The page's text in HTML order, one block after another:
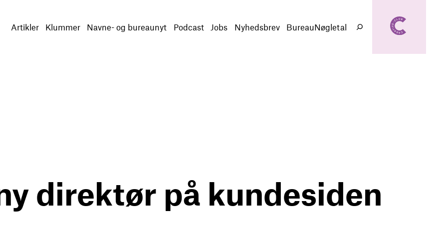
Artikler Klummer Navne- og bureaunyt Podcast Jobs Nyhedsbrev BureauNøgletal
Søg
direktør på kundesiden